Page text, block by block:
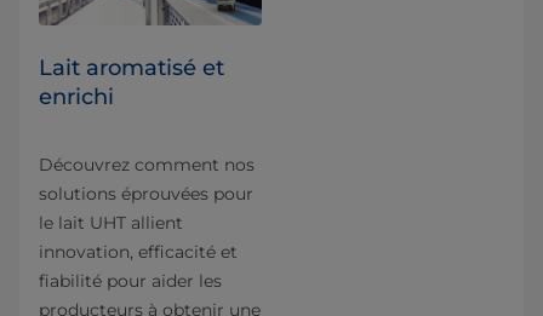
Lait aromatisé et
enrichi
Découvrez comment nos
solutions éprouvées pour
le lait UHT allient
innovation, efficacité et
fiabilité pour aider les
producteurs à obtenir une